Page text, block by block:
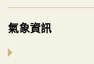
氣象資訊